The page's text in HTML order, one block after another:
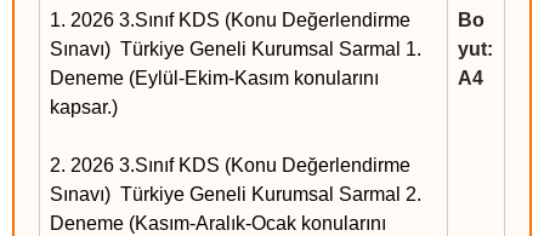
1. 2026 3.Sınıf KDS (Konu Değerlendirme
Sınavı) Türkiye Geneli Kurumsal Sarmal 1.
Deneme (Eylül-Ekim-Kasım konularını
kapsar.)
2. 2026 3.Sınıf KDS (Konu Değerlendirme
Sınavı) Türkiye Geneli Kurumsal Sarmal 2.
Deneme (Kasım-Aralık-Ocak konularını
Bo
yut:
A4